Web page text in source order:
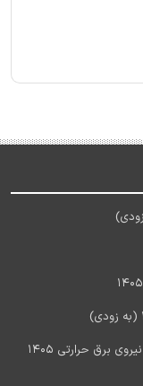
آخرین اخبار استخدام شرکت مادر تخصصی تولید نیروی برق حرارتی 1405